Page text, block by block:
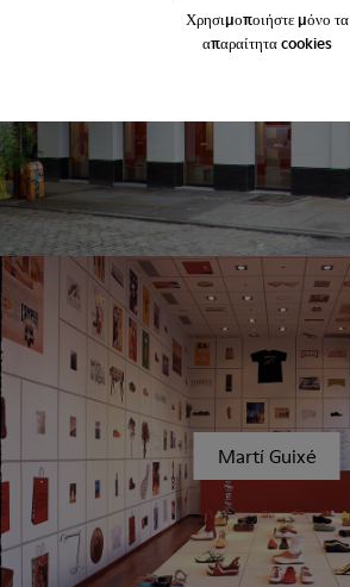
Χρησιμοποιήστε μόνο τα
απαραίτητα cookies
Shigeru Ban
Martí Guixé